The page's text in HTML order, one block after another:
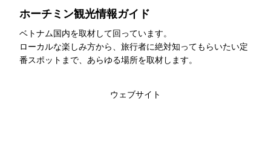
ホーチミン観光情報ガイド
ベトナム国内を取材して回っています。
ローカルな楽しみ方から、旅行者に絶対知ってもらいたい定
番スポットまで、あらゆる場所を取材します。
ウェブサイト